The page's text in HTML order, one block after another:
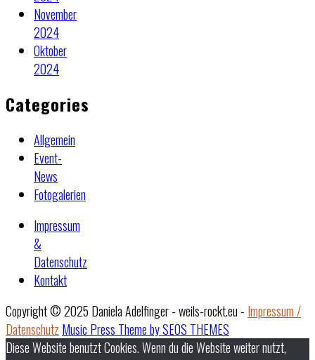
November
2024
Oktober
2024
Categories
Allgemein
Event-
News
Fotogalerien
Impressum
&
Datenschutz
Kontakt
Copyright © 2025 Daniela Adelfinger - weils-rockt.eu - Impressum /
Datenschutz Music Press Theme by SEOS THEMES
Diese Website benutzt Cookies. Wenn du die Website weiter nutzt,